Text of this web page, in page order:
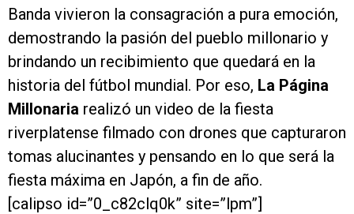
Banda vivieron la consagración a pura emoción,
demostrando la pasión del pueblo millonario y
brindando un recibimiento que quedará en la
historia del fútbol mundial. Por eso, La Página
Millonaria realizó un video de la fiesta
riverplatense filmado con drones que capturaron
tomas alucinantes y pensando en lo que será la
fiesta máxima en Japón, a fin de año.
[calipso id=”0_c82clq0k” site=”lpm”]